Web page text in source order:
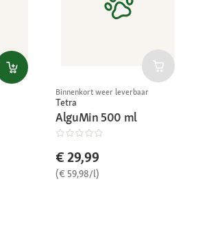
Binnenkort weer leverbaar
Tetra
AlguMin 500 ml
€ 29,99
(€ 59,98/l)